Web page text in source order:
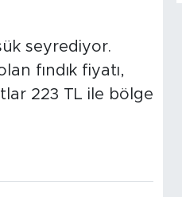
seyrediyor.
fındık fiyatı,
223 TL ile bölge